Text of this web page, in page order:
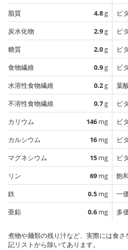
脂質
4.8g
炭水化物
2.9g
糖質
2.0g
食物繊維
0.9g
水溶性食物繊維
0.2g
不溶性食物繊維
0.7g
カリウム
146 mg
カルシウム
16 mg
マグネシウム
15 mg
リン
69 mg
鉄
0.5 mg
亜鉛
0.6 mg
ビ
ビ
ビ
ビ
葉
ビ
ビ
ビ
ビ
飽
一
多
煮物や麺類の残り汁など、実際には食
記リストから除いてあります。